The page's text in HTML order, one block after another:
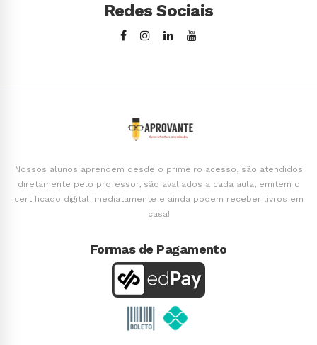
Redes Sociais
Nossos alunos aprendem desde o primeiro acesso, são atendidos
diretamente pelo professor, são avaliados a cada aula, emitem o
certificado digital imediatamente e ainda podem receber livros em
casa!
Formas de Pagamento